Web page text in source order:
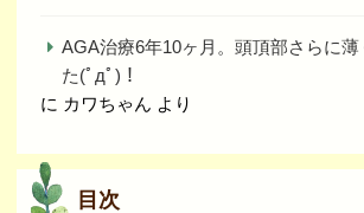
AGA治療6年10ヶ月。頭頂部さらに薄
た(ﾟдﾟ)！
に カワちゃん より
目次